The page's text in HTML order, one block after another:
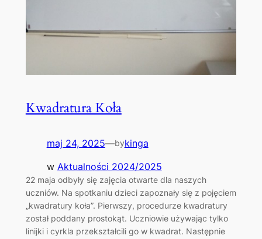
Kwadratura Koła
maj 24, 2025—bykinga
w Aktualności 2024/2025
22 maja odbyły się zajęcia otwarte dla naszych
uczniów. Na spotkaniu dzieci zapoznały się z pojęciem
„kwadratury koła”. Pierwszy, procedurze kwadratury
został poddany prostokąt. Uczniowie używając tylko
linijki i cyrkla przekształcili go w kwadrat. Następnie